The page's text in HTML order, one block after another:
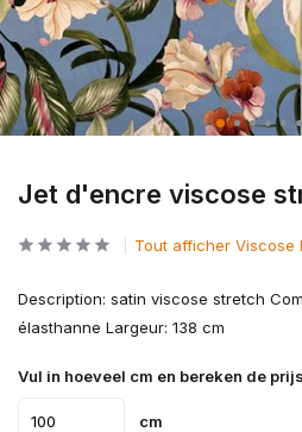
Jet d'encre viscose
Tout afficher Viscose
Description: satin viscose stretch
élasthanne Largeur: 138 cm
Vul in hoeveel cm en bereken de prijs
cm